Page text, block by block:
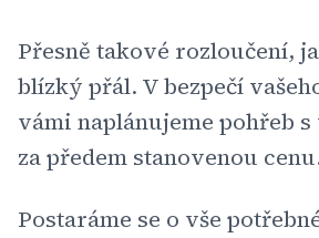
Přesně takové rozloučení,
blízký přál. V bezpečí
vámi naplánujeme pohřeb
za předem stanovenou
Postaráme se o vše